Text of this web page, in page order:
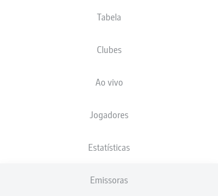
Tabela
Clubes
Ao vivo
Jogadores
Estatísticas
Emissoras
ESCALAÇÕES